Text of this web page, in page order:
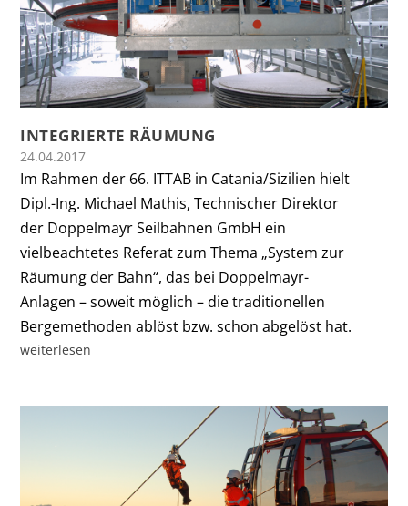
INTEGRIERTE RÄUMUNG
24.04.2017
Im Rahmen der 66. ITTAB in Catania/Sizilien hielt
Dipl.-Ing. Michael Mathis, Technischer Direktor
der Doppelmayr Seilbahnen GmbH ein
vielbeachtetes Referat zum Thema „System zur
Räumung der Bahn“, das bei Doppelmayr-
Anlagen – soweit möglich – die ­tradi­tio­nellen
Bergemethoden ablöst bzw. schon abgelöst hat.
weiterlesen